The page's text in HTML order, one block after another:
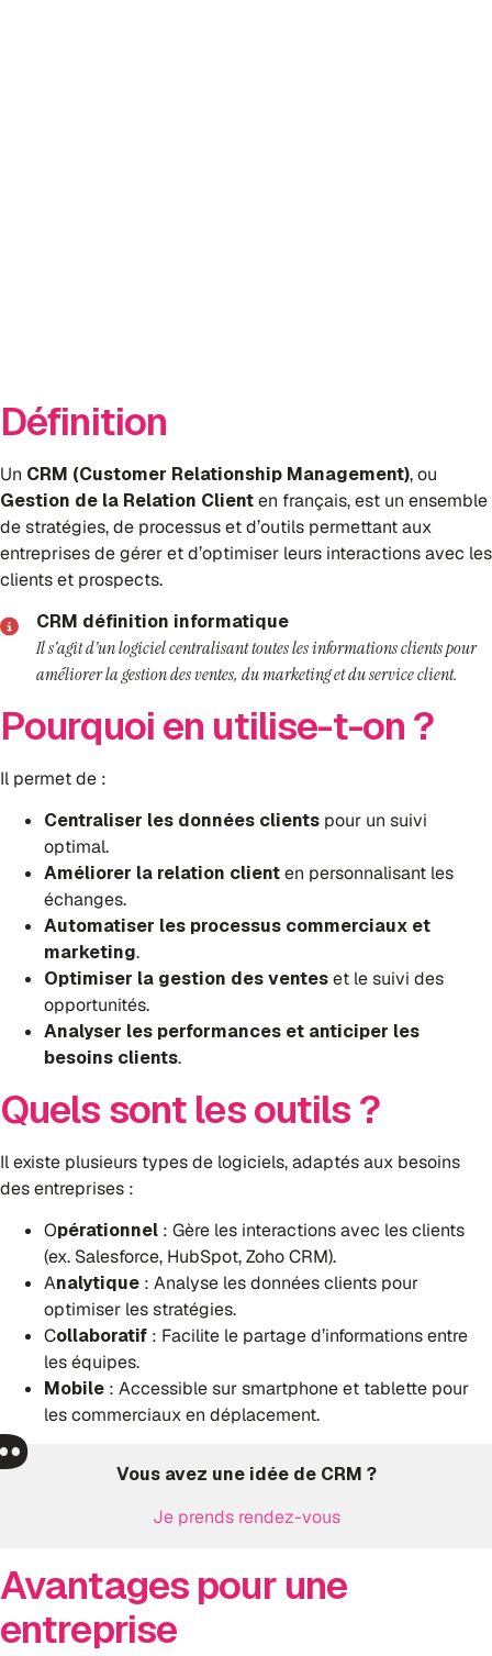
Définition
Un CRM (Customer Relationship Management), ou
Gestion de la Relation Clienten français, est un ensemble
de stratégies, de processus et d’outils permettant aux
entreprises de gérer et d’optimiser leurs interactions avec les
clients et prospects.
CRM définition informatique
Il s’agit d’un logiciel centralisant toutes les informations clients pour
améliorer la gestion des ventes, du marketing et du service client.
Pourquoi en utilise-t-on ?
Il permet de :
Centraliser les données clients pour un suivi
optimal.
Améliorer la relation clienten personnalisant les
échanges.
Automatiser les processus commerciaux et
marketing.
Optimiser la gestion des venteset le suivi des
opportunités.
Analyser les performances et anticiper les
besoins clients.
Quels sont les outils ?
Il existe plusieurs types de logiciels, adaptés aux besoins
des entreprises :
Opérationnel : Gère les interactions avec les clients
(ex. Salesforce, HubSpot, Zoho CRM).
Analytique : Analyse les données clients pour
optimiser les stratégies.
Collaboratif : Facilite le partage d’informations entre
les équipes.
Mobile : Accessible sur smartphone et tablette pour
les commerciaux en déplacement.
Vous avez une idée de CRM ?
Je prends rendez-vous
Avantages pour une
entreprise